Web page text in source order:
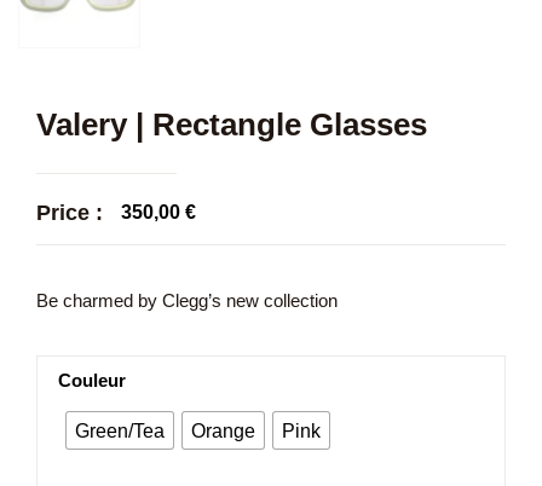
Valery | Rectangle Glasses
Price : 350,00 €
Be charmed by Clegg’s new collection
Couleur
Green/Tea Orange Pink